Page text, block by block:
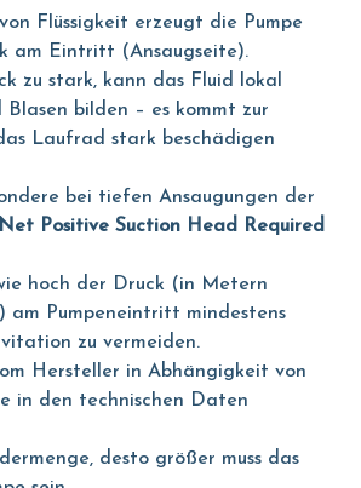
Flüssigkeit erzeugt die Pumpe
am Eintritt (Ansaugseite).
zu stark, kann das Fluid lokal
bilden – es kommt zur
Laufrad stark beschädigen
bei tiefen Ansaugungen der
Positive Suction Head Required
hoch der Druck (in Metern
am Pumpeneintritt mindestens
zu vermeiden.
Hersteller in Abhängigkeit von
in den technischen Daten
desto größer muss das